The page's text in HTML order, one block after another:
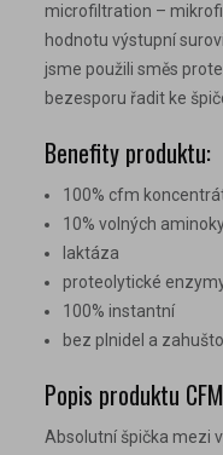
microfiltration –
hodnotu výstupní
jsme použili směs
bezesporu řadit ke
Benefity produktu:
100% cfm
10% volných
laktáza
proteolytické
100% instantní
bez plnidel a
Popis produktu
Absolutní špička mezi